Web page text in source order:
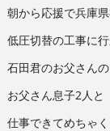
朝から応援で兵庫
低圧切替の工事に
石田君のお父さん
お父さん息子2人と
仕事できてめちゃ